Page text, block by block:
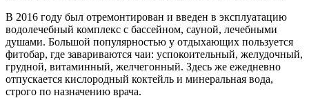
В 2016 году был отремонтирован и введен в эксплуатацию
водолечебный комплекс с бассейном, сауной, лечебными
душами. Большой популярностью у отдыхающих пользуется
фитобар, где завариваются чаи: успокоительный, желудочный,
грудной, витаминный, желчегонный. Здесь же ежедневно
отпускается кислородный коктейль и минеральная вода,
строго по назначению врача.